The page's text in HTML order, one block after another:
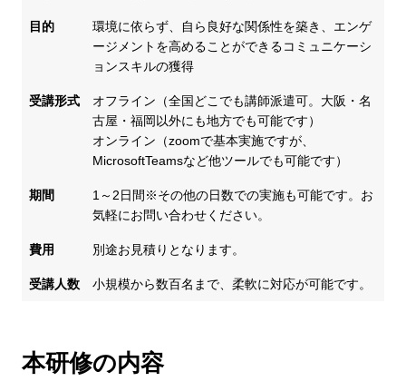
目的
環境に依らず、自ら良好な関係性を築き、エンゲ
ージメントを高めることができるコミュニケーシ
ョンスキルの獲得
受講形式
オフライン（全国どこでも講師派遣可。大阪・名
古屋・福岡以外にも地方でも可能です）
オンライン（zoomで基本実施ですが、
MicrosoftTeamsなど他ツールでも可能です）
期間
1～2日間※その他の日数での実施も可能です。お
気軽にお問い合わせください。
費用 別途お見積りとなります。
受講人数 小規模から数百名まで、柔軟に対応が可能です。
本研修の内容